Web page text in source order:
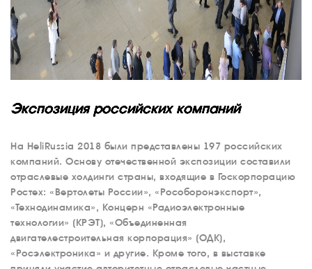
Экспозиция российских компаний
На HeliRussia 2018 были представлены 197 российских
компаний. Основу отечественной экспозиции составили
отраслевые холдинги страны, входящие в Госкорпорацию
Ростех: «Вертолеты России», «Рособоронэкспорт»,
«Технодинамика», Концерн «Радиоэлектронные
технологии» (КРЭТ), «Объединенная
двигателестроительная корпорация» (ОДК),
«Росэлектроника» и другие. Кроме того, в выставке